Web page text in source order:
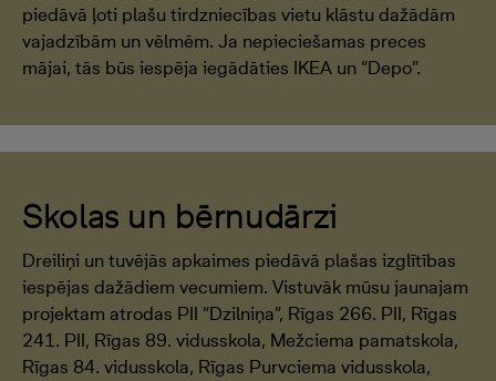
piedāvā ļoti plašu tirdzniecības vietu klāstu dažādām
vajadzībām un vēlmēm. Ja nepieciešamas preces
mājai, tās būs iespēja iegādāties IKEA un “Depo”.
Skolas un bērnudārzi
Dreiliņi un tuvējās apkaimes piedāvā plašas izglītības
iespējas dažādiem vecumiem. Vistuvāk mūsu jaunajam
projektam atrodas PII “Dzilniņa”, Rīgas 266. PII, Rīgas
241. PII, Rīgas 89. vidusskola, Mežciema pamatskola,
Rīgas 84. vidusskola, Rīgas Purvciema vidusskola,